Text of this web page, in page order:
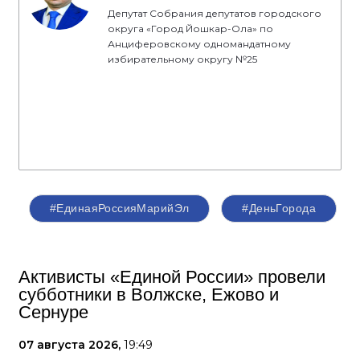
Депутат Собрания депутатов городского
округа «Город Йошкар-Ола» по
Анциферовскому одномандатному
избирательному округу №25
#ЕдинаяРоссияМарийЭл #ДеньГорода
Активисты «Единой России» провели
субботники в Волжске, Ежово и
Сернуре
07 августа 2026, 19:49